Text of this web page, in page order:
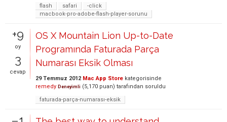
flash
safari
-click
macbook-pro-adobe-flash-player-sorunu
+9
oy
3
cevap
OS X Mountain Lion Up-to-Date
Programında Faturada Parça
Numarası Eksik Olması
29 Temmuz 2012 Mac App Store kategorisinde
remedy Deneyimli (5,170 puan) tarafından soruldu
faturada-parça-numarası-eksik